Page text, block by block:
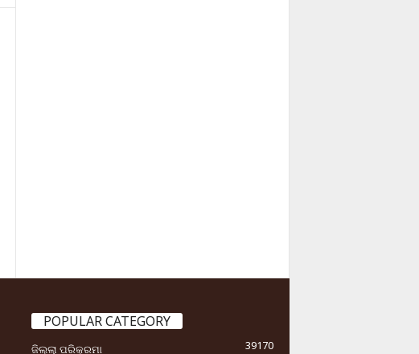
POPULAR CATEGORY
ଜିଲ୍ଲା ପରିକ୍ରମା 39170